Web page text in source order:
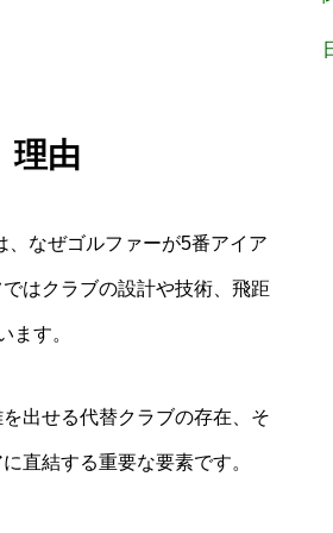
理由
、なぜゴルファーが5番アイア
はクラブの設計や技術、飛距
ます。
出せる代替クラブの存在、そ
直結する重要な要素です。